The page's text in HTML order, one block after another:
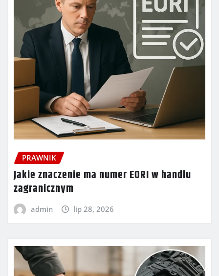
PRAWNIK
Jakie znaczenie ma numer EORI w handlu
zagranicznym
admin lip 28, 2026